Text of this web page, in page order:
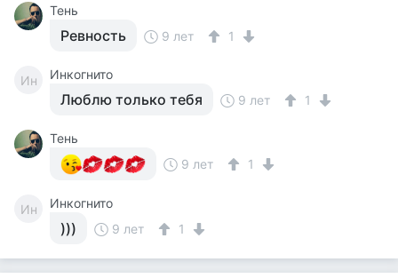
Тень
Ревность 9 лет 1
Ин Инкогнито
Люблю только тебя 9 лет 1
Тень
9 лет
1
Ин Инкогнито
))) 9 лет 1